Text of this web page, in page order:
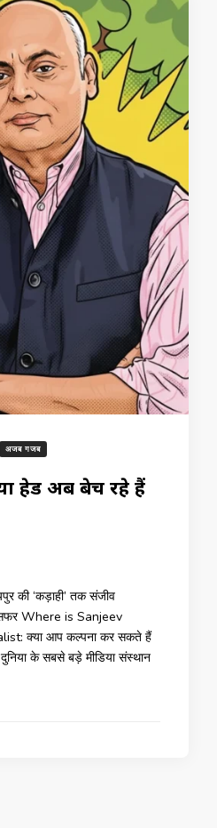
अजब गजब
हेड अब बेच रहे हैं
की ‘कड़ाही’ तक संजीव
सफर Where is Sanjeev
क्या आप कल्पना कर सकते हैं
के सबसे बड़े मीडिया संस्थान